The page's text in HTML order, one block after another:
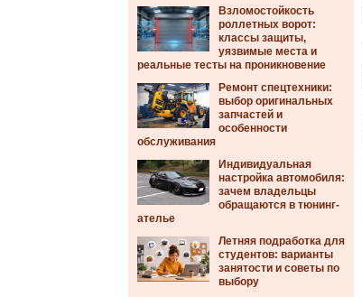
Взломостойкость
роллетных ворот:
классы защиты,
уязвимые места и
реальные тесты на проникновение
Ремонт спецтехники:
выбор оригинальных
запчастей и
особенности
обслуживания
Индивидуальная
настройка автомобиля:
зачем владельцы
обращаются в тюнинг-
ателье
Летняя подработка для
студентов: варианты
занятости и советы по
выбору